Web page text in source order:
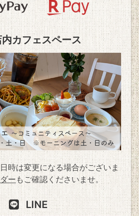
内カフェスペース
時は変更になる場合がございま
ー もご確認くださいませ。
LINE